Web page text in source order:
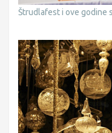
Štrudlafest i ove godine